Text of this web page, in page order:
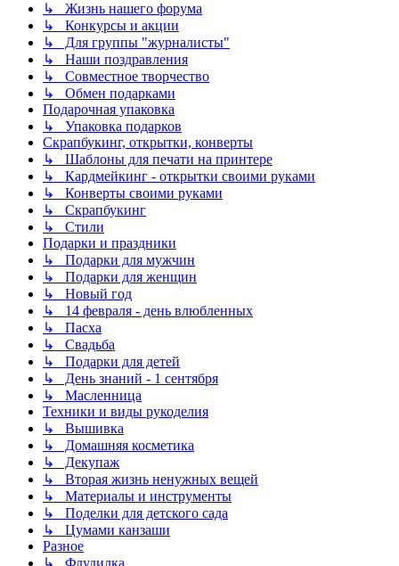
↳ Жизнь нашего форума
↳ Конкурсы и акции
↳ Для группы "журналисты"
↳ Наши поздравления
↳ Совместное творчество
↳ Обмен подарками
Подарочная упаковка
↳ Упаковка подарков
Скрапбукинг, открытки, конверты
↳ Шаблоны для печати на принтере
↳ Кардмейкинг - открытки своими руками
↳ Конверты своими руками
↳ Скрапбукинг
↳ Стили
Подарки и праздники
↳ Подарки для мужчин
↳ Подарки для женщин
↳ Новый год
↳ 14 февраля - день влюбленных
↳ Пасха
↳ Свадьба
↳ Подарки для детей
↳ День знаний - 1 сентября
↳ Масленница
Техники и виды рукоделия
↳ Вышивка
↳ Домашняя косметика
↳ Декупаж
↳ Вторая жизнь ненужных вещей
↳ Материалы и инструменты
↳ Поделки для детского сада
↳ Цумами канзаши
Разное